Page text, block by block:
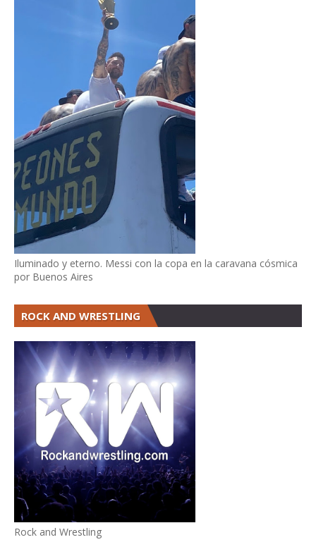
Iluminado y eterno. Messi con la copa en la caravana cósmica
por Buenos Aires
ROCK AND WRESTLING
Rock and Wrestling